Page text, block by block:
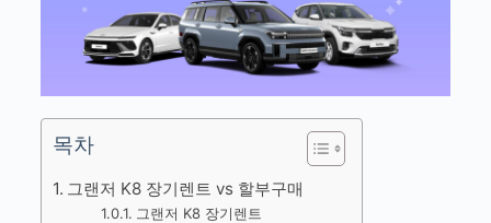
목차
그랜저 K8 장기렌트 vs 할부구매
그랜저 K8 장기렌트